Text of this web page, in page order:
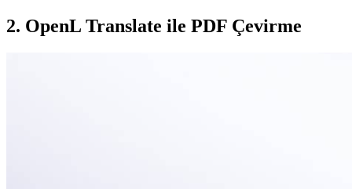
2. OpenL Translate ile PDF Çevirme